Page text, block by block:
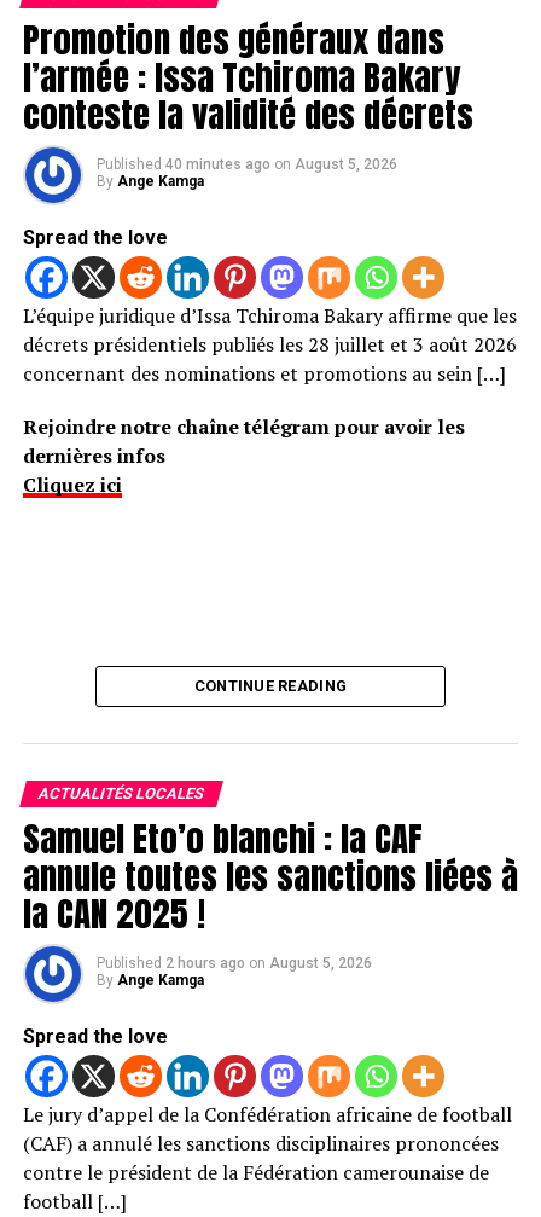
Promotion des généraux dans
l’armée : Issa Tchiroma Bakary
conteste la validité des décrets
Published 40 minutes ago on August 5, 2026
By Ange Kamga
Spread the love
L’équipe juridique d’Issa Tchiroma Bakary affirme que les
décrets présidentiels publiés les 28 juillet et 3 août 2026
concernant des nominations et promotions au sein […]
Rejoindre notre chaîne télégram pour avoir les
dernières infos
Cliquez ici
CONTINUE READING
ACTUALITÉS LOCALES
Samuel Eto’o blanchi : la CAF
annule toutes les sanctions liées à
la CAN 2025 !
Published 2 hours ago on August 5, 2026
By Ange Kamga
Spread the love
Le jury d’appel de la Confédération africaine de football
(CAF) a annulé les sanctions disciplinaires prononcées
contre le président de la Fédération camerounaise de
football […]